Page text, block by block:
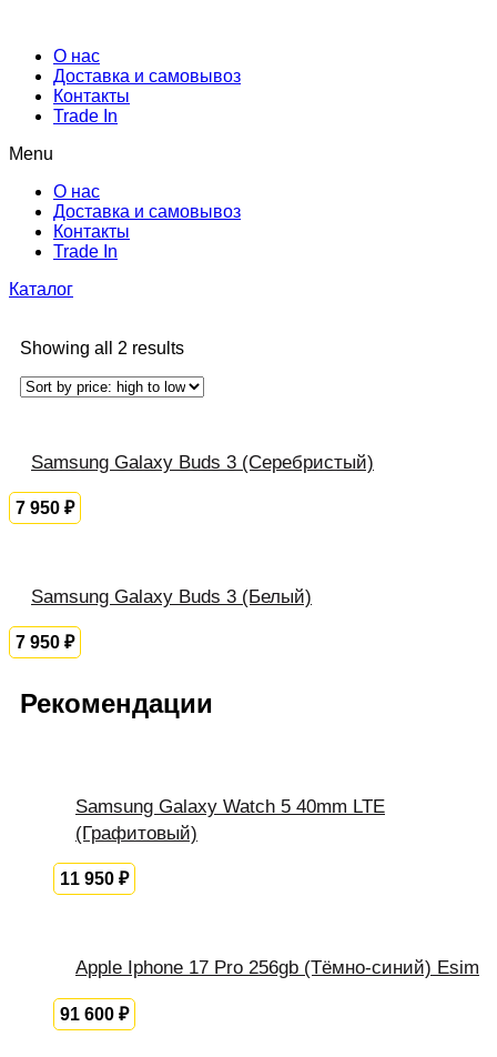
О нас
Доставка и самовывоз
Контакты
Trade In
Menu
О нас
Доставка и самовывоз
Контакты
Trade In
Каталог
Showing all 2 results
Samsung Galaxy Buds 3 (Серебристый)
7 950 ₽
Samsung Galaxy Buds 3 (Белый)
7 950 ₽
Рекомендации
Samsung Galaxy Watch 5 40mm LTE
(Графитовый)
11 950 ₽
Apple Iphone 17 Pro 256gb (Тёмно-синий) Esim
91 600 ₽